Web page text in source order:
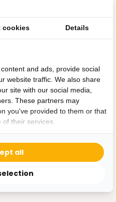
je klaar.
ons
cookies Details
and ads, provide social
website traffic. We also share
site with our social media,
These partners may
you've provided to them or that
their services.
all